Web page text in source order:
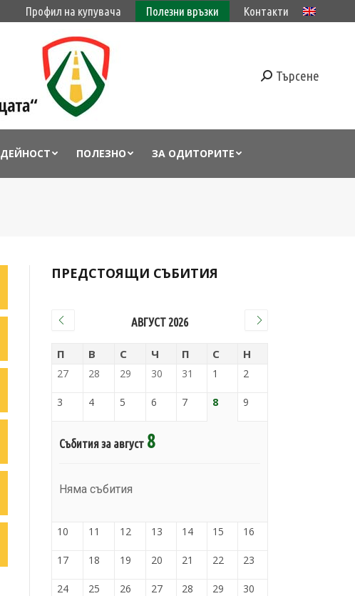
Профил на купувача Полезни връзки Контакти
Търсене
ДЕЙНОСТ ПОЛЕЗНО ЗА ОДИТОРИТЕ
ПРЕДСТОЯЩИ СЪБИТИЯ
АВГУСТ 2026
П В С Ч П С Н
27 28 29 30 31 1 2
3 4 5 6 7 8 9
Събития за август 8
Няма събития
10 11 12 13 14 15 16
17 18 19 20 21 22 23
24 25 26 27 28 29 30